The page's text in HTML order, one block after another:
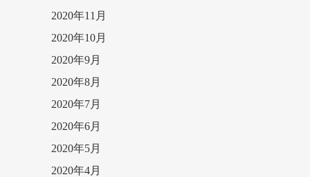
2020年11月
2020年10月
2020年9月
2020年8月
2020年7月
2020年6月
2020年5月
2020年4月